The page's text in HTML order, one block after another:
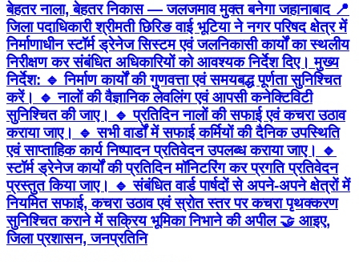
बेहतर नाला, बेहतर निकास — जलजमाव मुक्त बनेगा जहानाबाद 📍
जिला पदाधिकारी श्रीमती छिरिङ वाई भूटिया ने नगर परिषद क्षेत्र में
निर्माणाधीन स्टॉर्म ड्रेनेज सिस्टम एवं जलनिकासी कार्यों का स्थलीय
निरीक्षण कर संबंधित अधिकारियों को आवश्यक निर्देश दिए। मुख्य
निर्देश: 🔹 निर्माण कार्यों की गुणवत्ता एवं समयबद्ध पूर्णता सुनिश्चित
करें। 🔹 नालों की वैज्ञानिक लेवलिंग एवं आपसी कनेक्टिविटी
सुनिश्चित की जाए। 🔹 प्रतिदिन नालों की सफाई एवं कचरा उठाव
कराया जाए। 🔹 सभी वार्डों में सफाई कर्मियों की दैनिक उपस्थिति
एवं साप्ताहिक कार्य निष्पादन प्रतिवेदन उपलब्ध कराया जाए। 🔹
स्टॉर्म ड्रेनेज कार्यों की प्रतिदिन मॉनिटरिंग कर प्रगति प्रतिवेदन
प्रस्तुत किया जाए। 🔹 संबंधित वार्ड पार्षदों से अपने-अपने क्षेत्रों में
नियमित सफाई, कचरा उठाव एवं स्रोत स्तर पर कचरा पृथक्करण
सुनिश्चित कराने में सक्रिय भूमिका निभाने की अपील 🤝 आइए,
जिला प्रशासन, जनप्रतिनि